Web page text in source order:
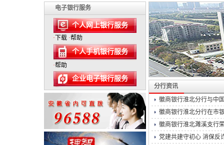
电子银行服务
个人网上银行服务
· 下载 ·帮助
个人手机银行服务
·帮助
企业电子银行服务
分行资讯
徽商银行淮北分行与中
徽商银行淮北分行在市
徽商银行淮北濉溪支行
党建共建守初心 消保